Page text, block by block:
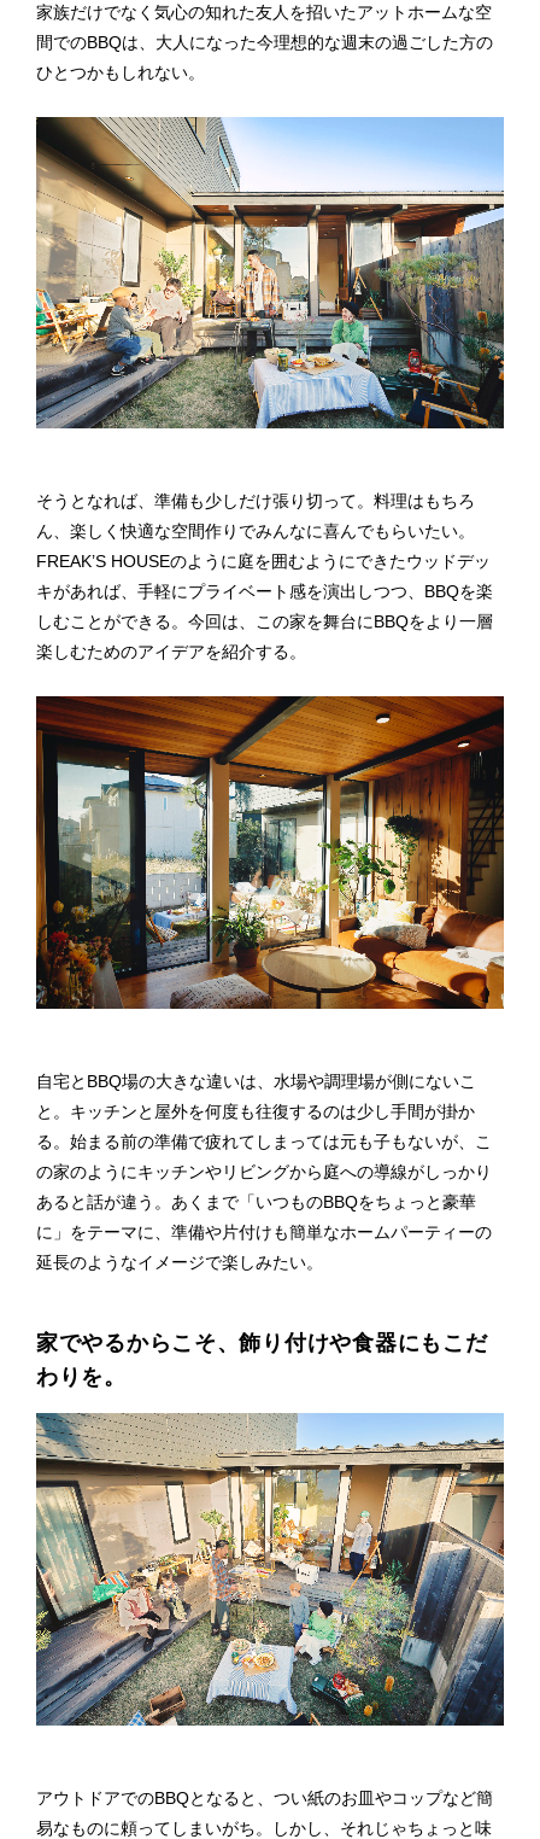
家族だけでなく気心の知れた友人を招いたアットホームな空
間でのBBQは、大人になった今理想的な週末の過ごした方の
ひとつかもしれない。
そうとなれば、準備も少しだけ張り切って。料理はもちろ
ん、楽しく快適な空間作りでみんなに喜んでもらいたい。
FREAK’S HOUSEのように庭を囲むようにできたウッドデッ
キがあれば、手軽にプライベート感を演出しつつ、BBQを楽
しむことができる。今回は、この家を舞台にBBQをより一層
楽しむためのアイデアを紹介する。
自宅とBBQ場の大きな違いは、水場や調理場が側にないこ
と。キッチンと屋外を何度も往復するのは少し手間が掛か
る。始まる前の準備で疲れてしまっては元も子もないが、こ
の家のようにキッチンやリビングから庭への導線がしっかり
あると話が違う。あくまで「いつものBBQをちょっと豪華
に」をテーマに、準備や片付けも簡単なホームパーティーの
延長のようなイメージで楽しみたい。
家でやるからこそ、飾り付けや食器にもこだ
わりを。
アウトドアでのBBQとなると、つい紙のお皿やコップなど簡
易なものに頼ってしまいがち。しかし、それじゃちょっと味